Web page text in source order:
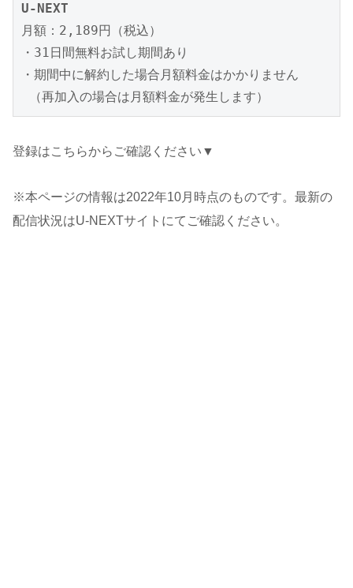
U-NEXT
月額：2,189円（税込）
・31日間無料お試し期間あり
・期間中に解約した場合月額料金はかかりません
（再加入の場合は月額料金が発生します）
登録はこちらからご確認ください▼
※本ページの情報は2022年10月時点のものです。最新の
配信状況はU-NEXTサイトにてご確認ください。